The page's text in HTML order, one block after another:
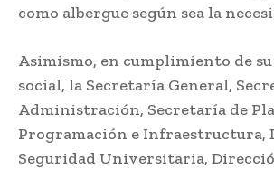
como albergue según sea la
Asimismo, en cumplimiento de
social, la Secretaría General,
Administración, Secretaría de
Programación e Infraestructura,
Seguridad Universitaria,